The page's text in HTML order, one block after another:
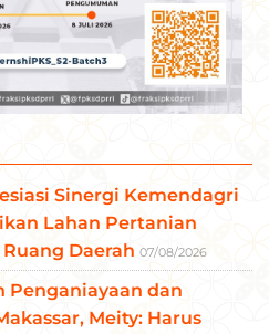
Sinergi Kemendagri
Lahan Pertanian
Daerah 07/08/2026
Penganiayaan dan
Meity: Harus